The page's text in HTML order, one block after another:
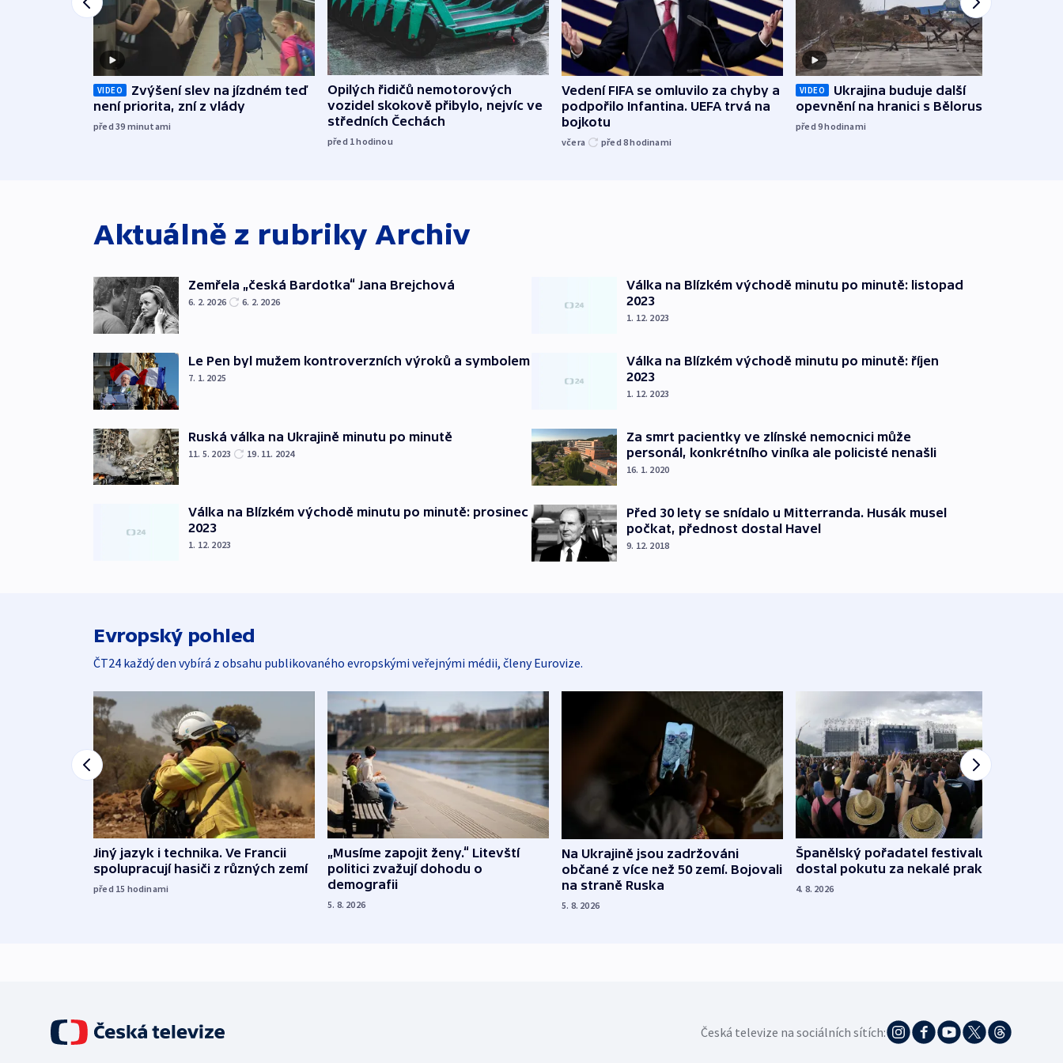
VIDEO
Zvýšení slev na jízdném teď
není priorita, zní z vlády
před 39 minutami
Opilých řidičů nemotorových
vozidel skokově přibylo, nejvíc ve
středních Čechách
před 1hodinou
Vedení FIFA se omluvilo za chyby a
podpořilo Infantina. UEFA trvá na
bojkotu
včera před 8hodinami
VIDEO
Ukrajina buduje další
opevnění na hranici s Běloruskem
před 9hodinami
Aktuálně z rubriky Archiv
Zemřela „česká Bardotka“ Jana Brejchová
6. 2. 2026 6. 2. 2026
Le Pen byl mužem kontroverzních výroků a symbolem
7. 1. 2025
Ruská válka na Ukrajině minutu po minutě
11. 5. 2023 19. 11. 2024
Válka na Blízkém východě minutu po minutě: prosinec
2023
1. 12. 2023
Válka na Blízkém východě minutu po minutě: listopad
2023
1. 12. 2023
Válka na Blízkém východě minutu po minutě: říjen
2023
1. 12. 2023
Za smrt pacientky ve zlínské nemocnici může
personál, konkrétního viníka ale policisté nenašli
16. 1. 2020
Před 30 lety se snídalo u Mitterranda. Husák musel
počkat, přednost dostal Havel
9. 12. 2018
Evropský pohled
ČT24 každý den vybírá z obsahu publikovaného evropskými veřejnými médii, členy Eurovize.
Jiný jazyk i technika. Ve Francii
spolupracují hasiči z různých zemí
před 15 hodinami
„Musíme zapojit ženy.“ Litevští
politici zvažují dohodu o
demografii
5. 8. 2026
Na Ukrajině jsou zadržováni
občané z více než 50 zemí. Bojovali
na straně Ruska
5. 8. 2026
Španělský pořadatel festivalu
dostal pokutu za nekalé praktiky
4. 8. 2026
Česká televize na sociálních sítích: